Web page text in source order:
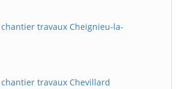
chantier travaux Cheignieu-la-
chantier travaux Chevillard